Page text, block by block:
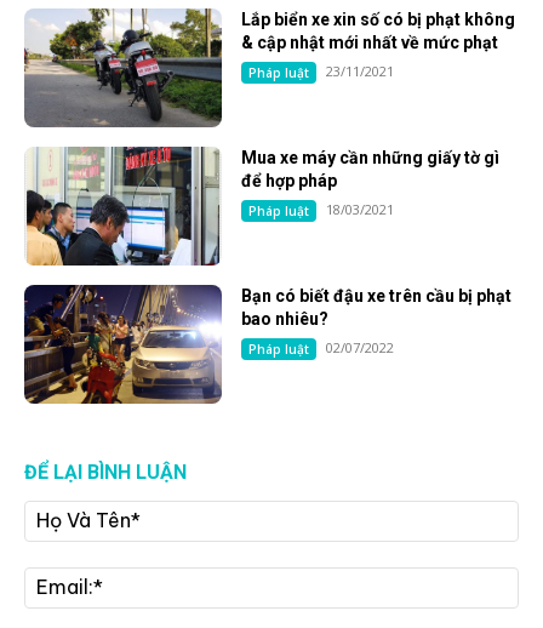
Lắp biển xe xin số có bị phạt không
& cập nhật mới nhất về mức phạt
Pháp luật 23/11/2021
Mua xe máy cần những giấy tờ gì
để hợp pháp
Pháp luật 18/03/2021
Bạn có biết đậu xe trên cầu bị phạt
bao nhiêu?
Pháp luật 02/07/2022
ĐỂ LẠI BÌNH LUẬN
Và